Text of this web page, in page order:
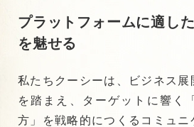
プラットフォームに適し
を魅せる
私たちクーシーは、ビジネス展
を踏まえ、ターゲットに響く
方」を戦略的につくるコミュニ